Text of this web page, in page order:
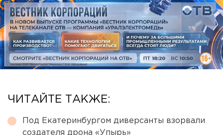
ЧИТАЙТЕ ТАКЖЕ:
Под Екатеринбургом диверсанты взорвали
создателя дрона «Упырь»